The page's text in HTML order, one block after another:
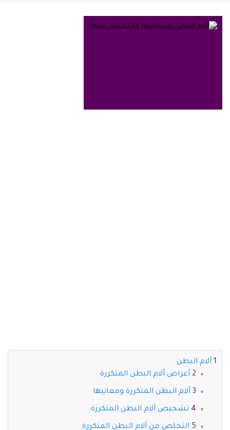
آلام البطن
أعراض آلام البطن المتكررة
آلام البطن المتكررة ومعانيها
تشخيص آلام البطن المتكررة
التخلص من آلام البطن المتكررة